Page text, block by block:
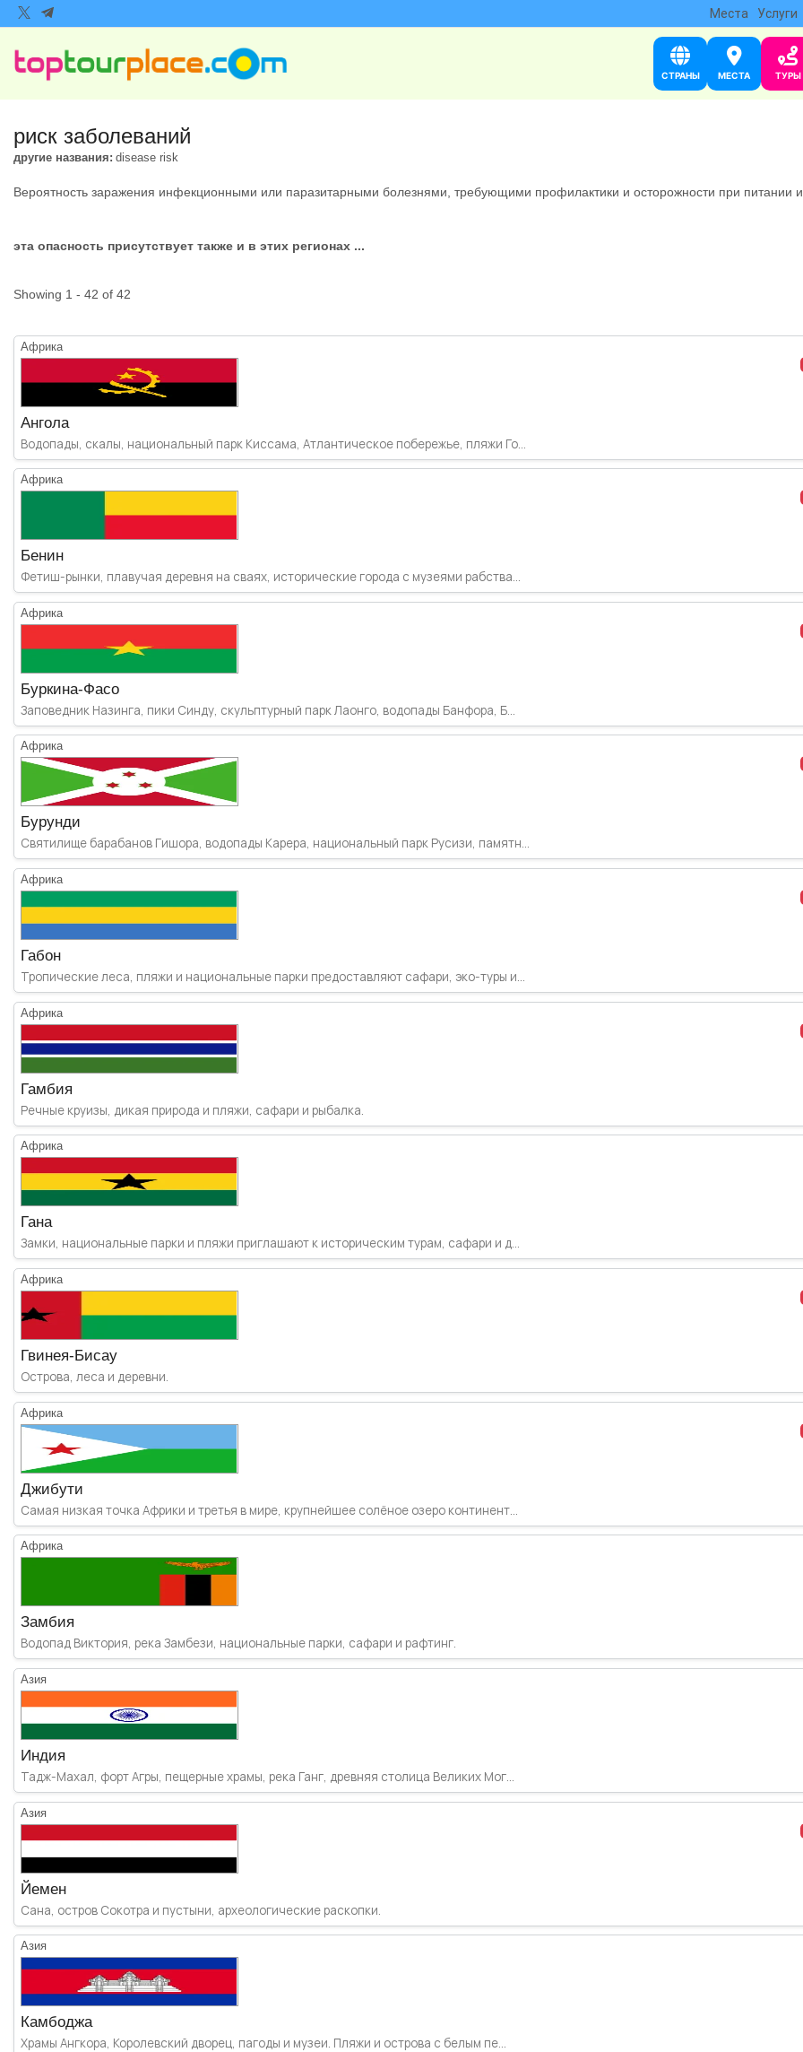
Места Услуги
СТРАНЫ МЕСТА ТУРЫ
риск заболеваний
другие названия: disease risk
Вероятность заражения инфекционными или паразитарными болезнями, требующими профилактики и осторожности при питании и
эта опасность присутствует также и в этих регионах ...
Showing 1 - 42 of 42
Африка
Ангола
Водопады, скалы, национальный парк Киссама, Атлантическое побережье, пляжи Го...
Африка
Бенин
Фетиш-рынки, плавучая деревня на сваях, исторические города с музеями рабства...
Африка
Буркина-Фасо
Заповедник Назинга, пики Синду, скульптурный парк Лаонго, водопады Банфора, Б...
Африка
Бурунди
Святилище барабанов Гишора, водопады Карера, национальный парк Русизи, памятн...
Африка
Габон
Тропические леса, пляжи и национальные парки предоставляют сафари, эко-туры и...
Африка
Гамбия
Речные круизы, дикая природа и пляжи, сафари и рыбалка.
Африка
Гана
Замки, национальные парки и пляжи приглашают к историческим турам, сафари и д...
Африка
Гвинея-Бисау
Острова, леса и деревни.
Африка
Джибути
Самая низкая точка Африки и третья в мире, крупнейшее солёное озеро континент...
Африка
Замбия
Водопад Виктория, река Замбези, национальные парки, сафари и рафтинг.
Азия
Индия
Тадж-Махал, форт Агры, пещерные храмы, река Ганг, древняя столица Великих Мог...
Азия
Йемен
Сана, остров Сокотра и пустыни, археологические раскопки.
Азия
Камбоджа
Храмы Ангкора, Королевский дворец, пагоды и музеи. Пляжи и острова с белым пе...